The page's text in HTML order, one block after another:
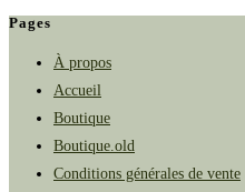
Pages
À propos
Accueil
Boutique
Boutique.old
Conditions générales de vente